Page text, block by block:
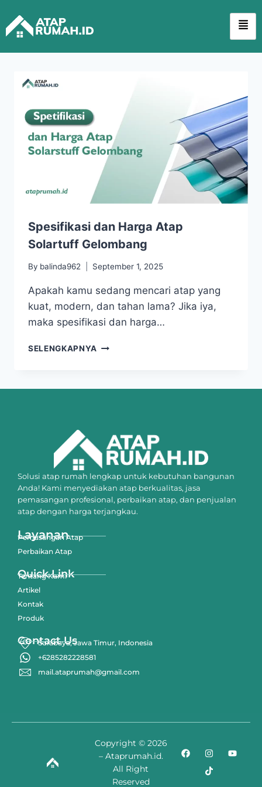
Spesifikasi dan Harga Atap
Solartuff Gelombang
By balinda962 September 1, 2025
Apakah kamu sedang mencari atap yang
kuat, modern, dan tahan lama? Jika iya,
maka spesifikasi dan harga…
SELENGKAPNYA
Solusi atap rumah lengkap untuk kebutuhan bangunan
Anda! Kami menyediakan atap berkualitas, jasa
pemasangan profesional, perbaikan atap, dan penjualan
atap dengan harga terjangkau.
Layanan
Pemasangan Atap
Perbaikan Atap
Quick Link
Tentang Kami
Artikel
Kontak
Produk
Contact Us
Surabaya, Jawa Timur, Indonesia
+6285282228581
mail.ataprumah@gmail.com
Copyright © 2026
– Ataprumah.id.
All Right
Reserved